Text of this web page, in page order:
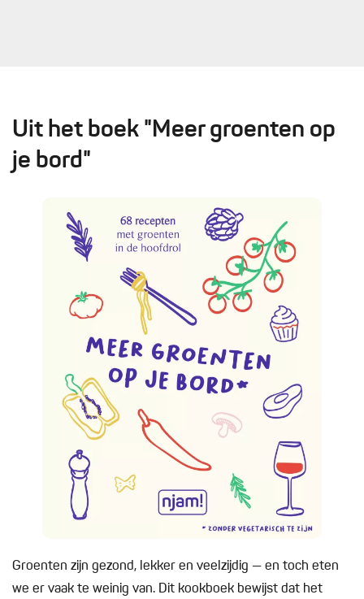
Uit het boek "Meer groenten op
je bord"
Groenten zijn gezond, lekker en veelzijdig — en toch eten
we er vaak te weinig van. Dit kookboek bewijst dat het